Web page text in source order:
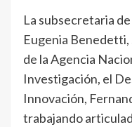
La subsecretaria
Eugenia
de la Agencia
Investigación, el
Innovación,
trabajando